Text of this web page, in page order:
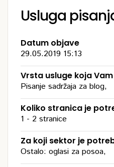
Usluga
Datum objave
29.05.2019 15:13
Vrsta usluge koja
Pisanje sadržaja za blog,
Koliko stranica je
1 - 2 stranice
Za koji sektor je
Ostalo: oglasi za posoa,